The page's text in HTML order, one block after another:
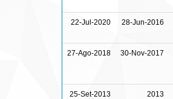
22-Jul-2020 28-Jun-2016
27-Ago-2018 30-Nov-2017
25-Set-2013 2013